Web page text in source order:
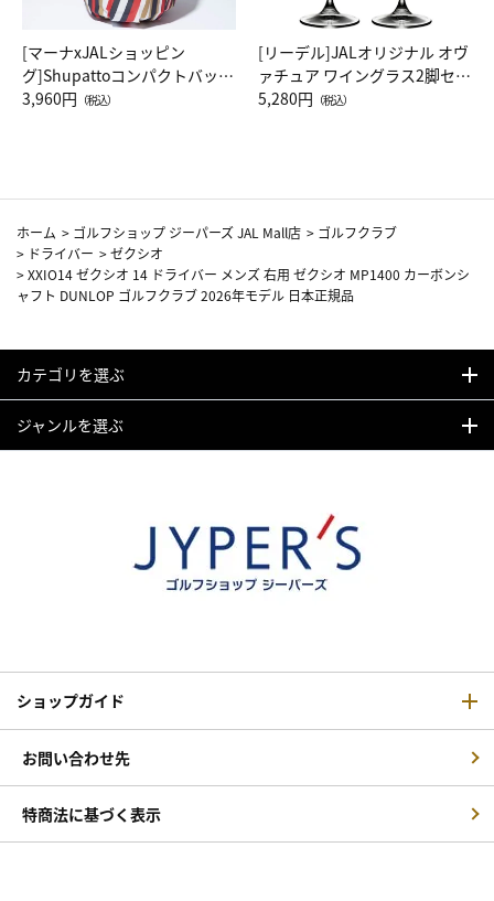
[マーナxJALショッピン
グ]Shupattoコンパクトバッグ
Drop JAL客室乗務員（LC）ス
3,960円 （税込）
[リーデル]JALオリジナル オヴ
ァチュア ワイングラス2脚セッ
ト（レッドワイン）
5,280円 （税込）
ホーム > ゴルフショップ ジーパーズ JAL Mall店 > ゴルフクラブ
> ドライバー >ゼクシオ
>XXIO14 ゼクシオ 14 ドライバー メンズ 右用 ゼクシオ MP1400 カーボンシ
ャフト DUNLOP ゴルフクラブ 2026年モデル 日本正規品
カテゴリを選ぶ
ジャンルを選ぶ
ショップガイド
お問い合わせ先
特商法に基づく表示